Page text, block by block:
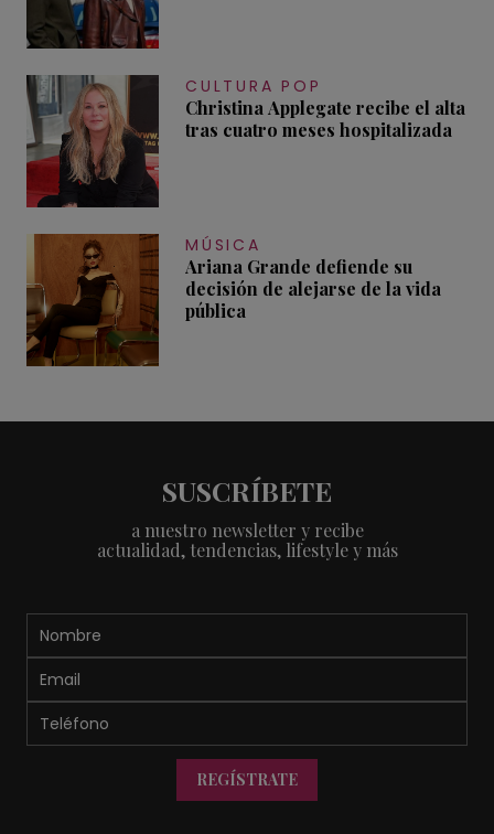
CULTURA POP
Christina Applegate recibe el alta
tras cuatro meses hospitalizada
MÚSICA
Ariana Grande defiende su
decisión de alejarse de la vida
pública
SUSCRÍBETE
a nuestro newsletter y recibe
actualidad, tendencias, lifestyle y más
REGÍSTRATE